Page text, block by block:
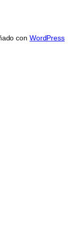
con WordPress